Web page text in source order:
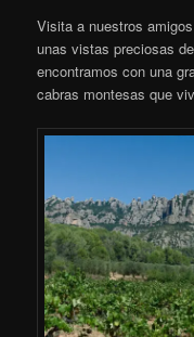
Visita a nuestros
unas vistas preciosas
encontramos con una
cabras montesas que